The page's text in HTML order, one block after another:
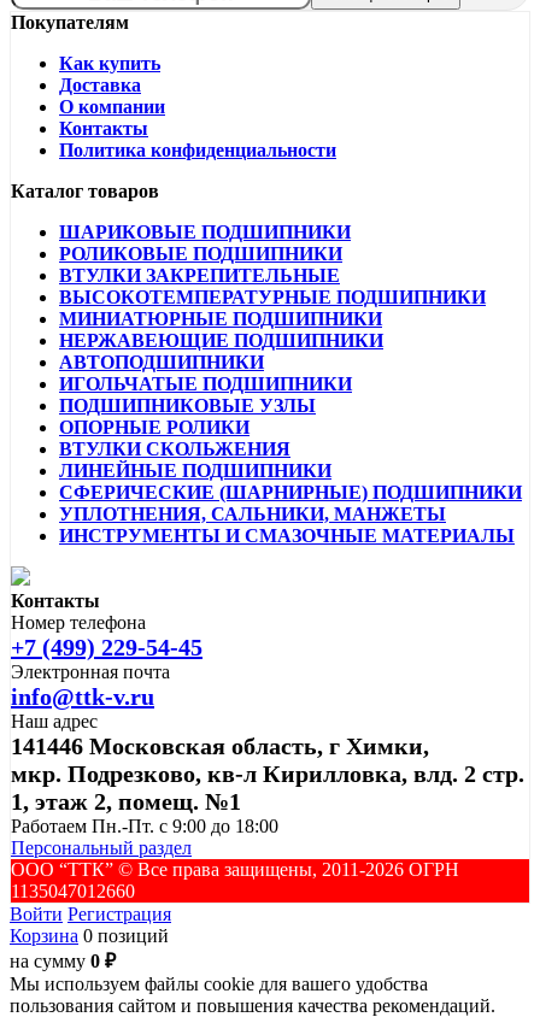
Покупателям
Как купить
Доставка
О компании
Контакты
Политика конфиденциальности
Каталог товаров
ШАРИКОВЫЕ ПОДШИПНИКИ
РОЛИКОВЫЕ ПОДШИПНИКИ
ВТУЛКИ ЗАКРЕПИТЕЛЬНЫЕ
ВЫСОКОТЕМПЕРАТУРНЫЕ ПОДШИПНИКИ
МИНИАТЮРНЫЕ ПОДШИПНИКИ
НЕРЖАВЕЮЩИЕ ПОДШИПНИКИ
АВТОПОДШИПНИКИ
ИГОЛЬЧАТЫЕ ПОДШИПНИКИ
ПОДШИПНИКОВЫЕ УЗЛЫ
ОПОРНЫЕ РОЛИКИ
ВТУЛКИ СКОЛЬЖЕНИЯ
ЛИНЕЙНЫЕ ПОДШИПНИКИ
СФЕРИЧЕСКИЕ (ШАРНИРНЫЕ) ПОДШИПНИКИ
УПЛОТНЕНИЯ, САЛЬНИКИ, МАНЖЕТЫ
ИНСТРУМЕНТЫ И СМАЗОЧНЫЕ МАТЕРИАЛЫ
Контакты
Номер телефона
+7 (499) 229-54-45
Электронная почта
info@ttk-v.ru
Наш адрес
141446 Московская область, г Химки,
мкр. Подрезково, кв-л Кирилловка, влд. 2 стр.
1, этаж 2, помещ. №1
Работаем Пн.-Пт. с 9:00 до 18:00
Персональный раздел
ООО “ТТК” ©️ Все права защищены, 2011-2026 ОГРН
1135047012660
Войти Регистрация
Корзина 0 позиций
на сумму 0 ₽
Мы используем файлы cookie для вашего удобства
пользования сайтом и повышения качества рекомендаций.